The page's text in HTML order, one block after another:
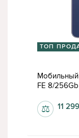
ТОП
Мобильный
FE 8/
11 299
⚖